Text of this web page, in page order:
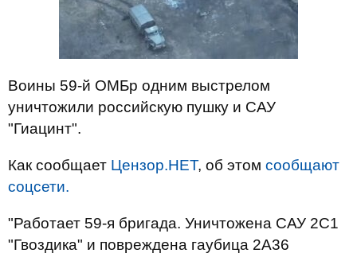
Воины 59-й ОМБр одним выстрелом
уничтожили российскую пушку и САУ
"Гиацинт".
Как сообщает Цензор.НЕТ, об этом сообщают
соцсети.
"Работает 59-я бригада. Уничтожена САУ 2С1
"Гвоздика" и повреждена гаубица 2А36